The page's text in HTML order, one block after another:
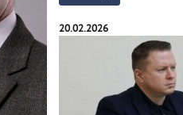
20.02.2026